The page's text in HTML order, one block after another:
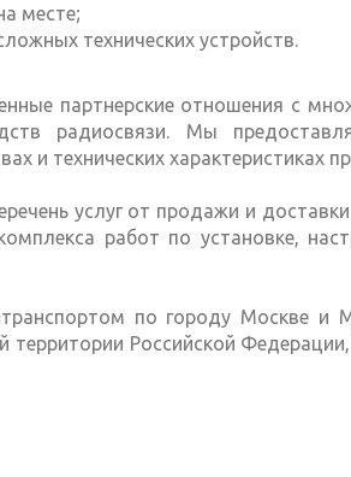
месте;
технических устройств.
партнерские отношения с
радиосвязи. Мы
и технических характеристиках
услуг от продажи и
работ по установке,
по городу Москве и
Российской Федерации,